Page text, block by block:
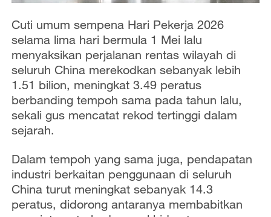
Cuti umum sempena Hari Pekerja 2026
selama lima hari bermula 1 Mei lalu
menyaksikan perjalanan rentas wilayah di
seluruh China merekodkan sebanyak lebih
1.51 bilion, meningkat 3.49 peratus
berbanding tempoh sama pada tahun lalu,
sekali gus mencatat rekod tertinggi dalam
sejarah.
Dalam tempoh yang sama juga, pendapatan
industri berkaitan penggunaan di seluruh
China turut meningkat sebanyak 14.3
peratus, didorong antaranya membabitkan